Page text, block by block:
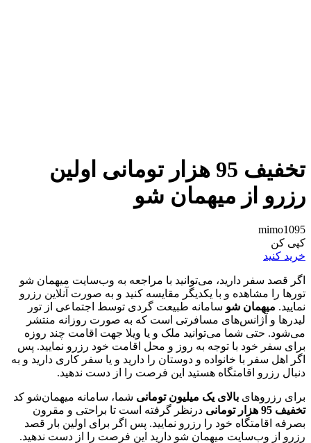
تخفیف 95 هزار تومانی اولین
رزرو از میهمان شو
mimo1095
کپی کن
خرید کنید
اگر قصد سفر دارید، می‌توانید با مراجعه به وب‌سایت میهمان شو
تورها را مشاهده و با یکدیگر مقایسه کنید و به صورت آنلاین رزرو
نمایید. میهمان شو سامانه طبیعت گردی توسط اجتماعی از تور
لیدرها و آژانس‌های مسافرتی است که به صورت روزانه منتشر
می‌شود. حتی شما می‌توانید ملک و یا ویلا جهت اقامت چند روزه
برای سفر خود با توجه به روز و محل اقامت خود رزرو نمایید. پس
اگر اهل سفر با خانواده و دوستان را دارید و یا سفر کاری دارید و به
دنبال رزرو اقامتگاه هستید این فرصت را از دست ندهید.
برای رزروهای بالای یک میلیون تومانی شما، سامانه میهمان‌شو کد
تخفیف 95 هزار تومانی
درنظر گرفته است تا براحتی و مقرون
بصرفه اقامتگاه خود را رزرو نمایید. پس اگر برای اولین بار قصد
رزرو از وب‌سایت میهمان شو دارید این فرصت را از دست ندهید.